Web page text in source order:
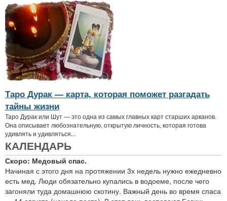
Таро Дурак — карта, которая поможет разгадать
тайны жизни
Таро Дурак или Шут — это одна из самых главных карт старших арканов.
Она описывает любознательную, открытую личность, которая готова
удивлять и удивляться...
КАЛЕНДАРЬ
Скоро: Медовый спас.
Начиная с этого дня на протяжении 3х недель нужно ежедневно
есть мед. Люди обязательно купались в водоеме, после чего
загоняли туда домашнюю скотину. Важный день во время спаса